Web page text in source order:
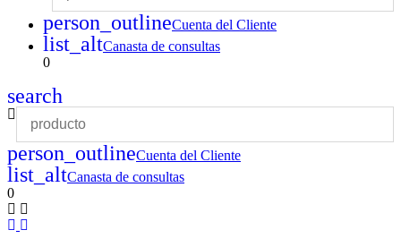
person_outlineCuenta del Cliente
list_altCanasta de consultas
0
search
person_outlineCuenta del Cliente
list_altCanasta de consultas
0